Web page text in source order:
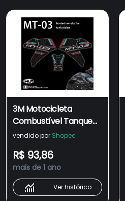
3M Motocicleta
Combustível Tanque
De Adesivo Tampa De
Decalque
Impermeável Para
Yamaha MT-03 mt03
mt03
vendido por Shopee
R$ 93,86
mais de 1 ano
Ver histórico